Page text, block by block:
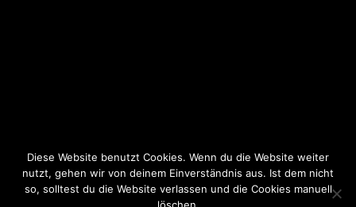
Diese Website benutzt Cookies. Wenn du die Website weiter
nutzt, gehen wir von deinem Einverständnis aus. Ist dem nicht
so, solltest du die Website verlassen und die Cookies manuell